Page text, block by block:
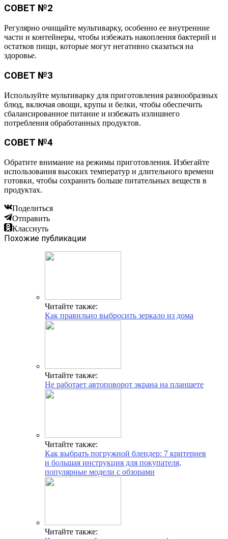
СОВЕТ №2
Регулярно очищайте мультиварку, особенно ее внутренние
части и контейнеры, чтобы избежать накопления бактерий и
остатков пищи, которые могут негативно сказаться на
здоровье.
СОВЕТ №3
Используйте мультиварку для приготовления разнообразных
блюд, включая овощи, крупы и белки, чтобы обеспечить
сбалансированное питание и избежать излишнего
потребления обработанных продуктов.
СОВЕТ №4
Обратите внимание на режимы приготовления. Избегайте
использования высоких температур и длительного времени
готовки, чтобы сохранить больше питательных веществ в
продуктах.
Поделиться
Отправить
Класснуть
Похожие публикации
Читайте также:
Как правильно выбросить зеркало из дома
Читайте также:
Не работает автоповорот экрана на планшете
Читайте также:
Как выбрать погружной блендер: 7 критериев
и большая инструкция для покупателя,
популярные модели с обзорами
Читайте также: